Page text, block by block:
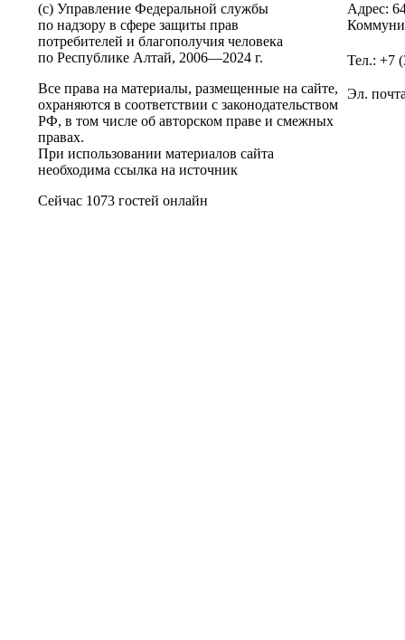
(c) Управление Федеральной службы
по надзору в сфере защиты прав
потребителей и благополучия человека
по Республике Алтай, 2006—2024 г.
Все права на материалы, размещенные на сайте,
охраняются в соответствии с законодательством
РФ, в том числе об авторском праве и смежных
правах.
При использовании материалов сайта
необходима ссылка на источник
Сейчас 1073 гостей онлайн
Адрес:
Тел.: +7
Эл.